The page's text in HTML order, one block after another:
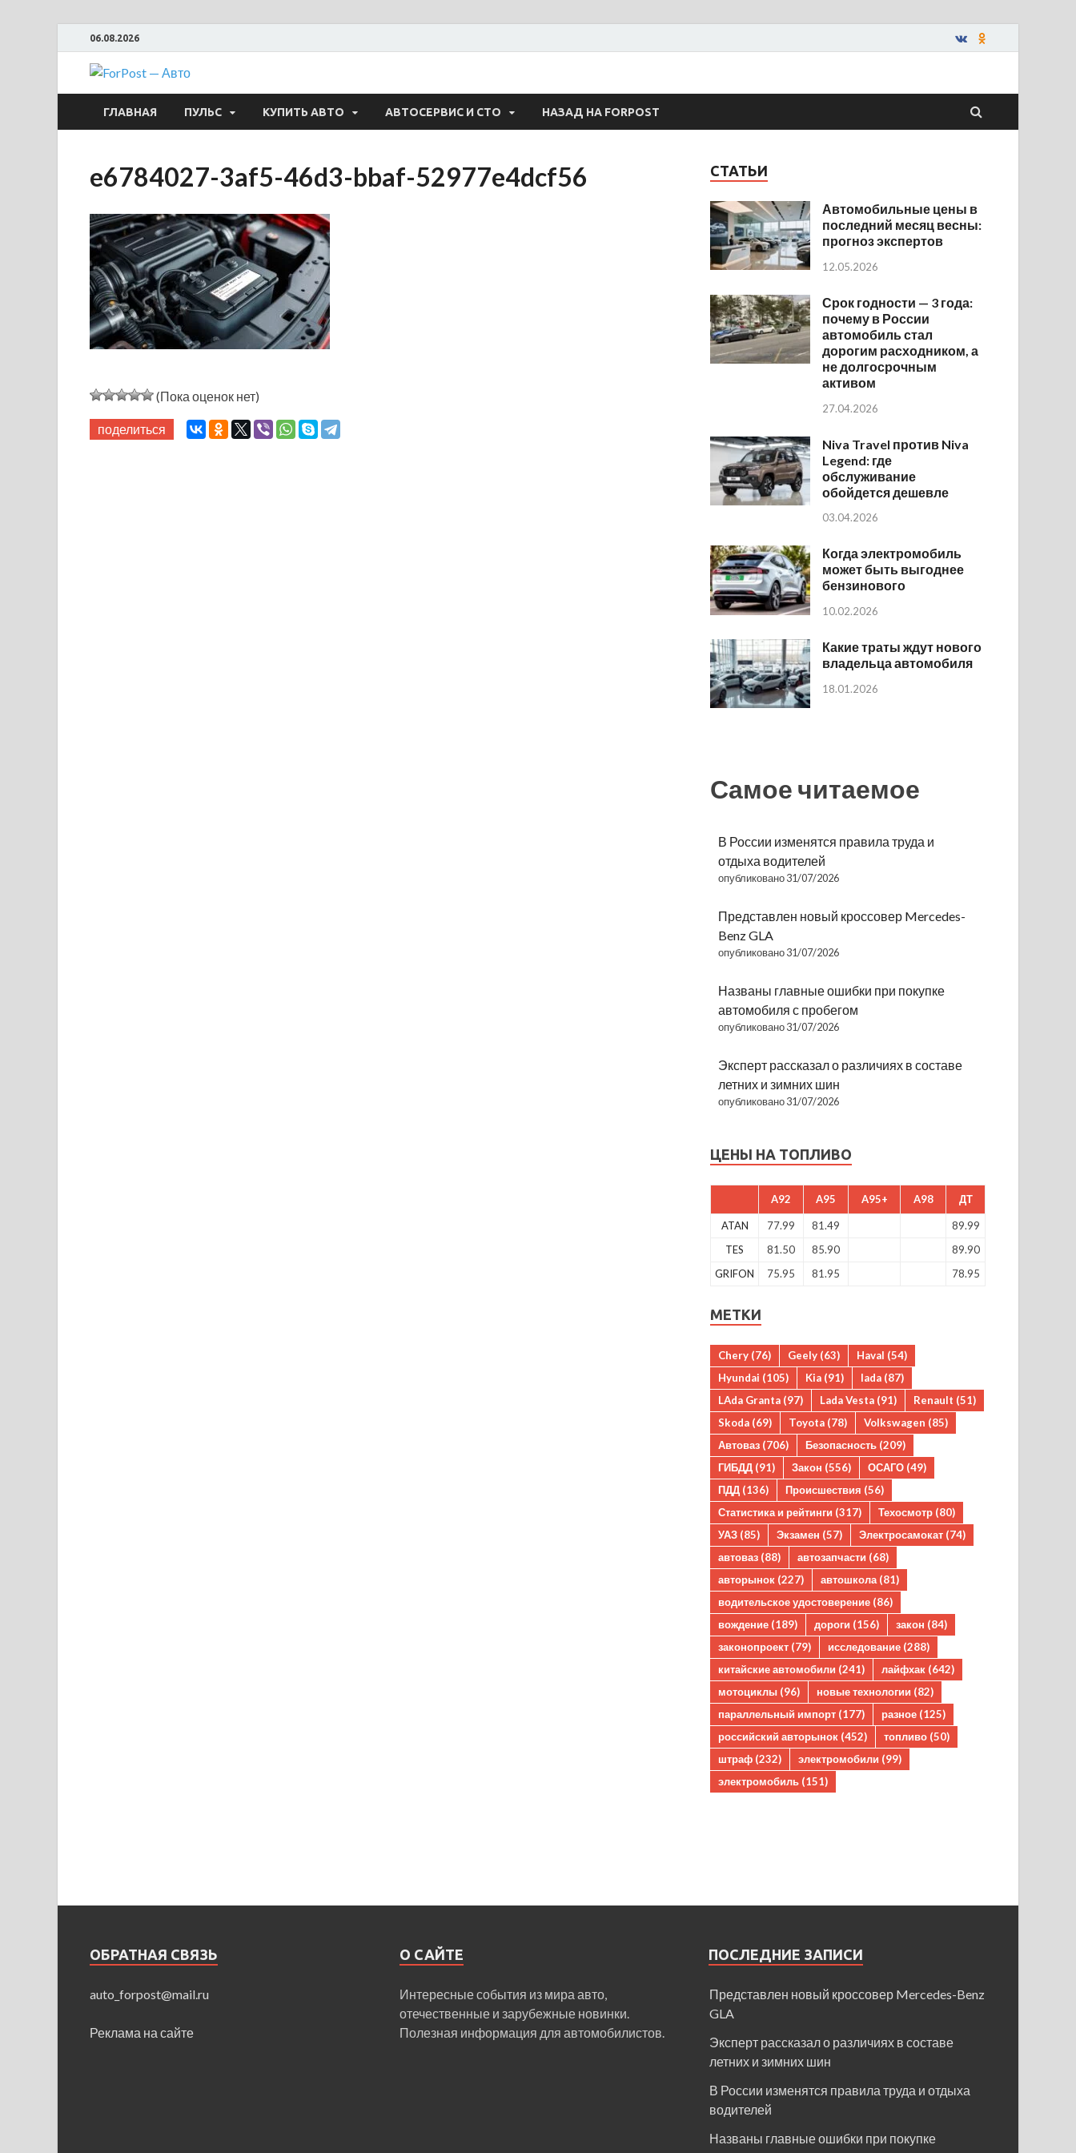
06.08.2026
ForPost — Авто
ГЛАВНАЯ ПУЛЬС КУПИТЬ АВТО АВТОСЕРВИС И СТО НАЗАД НА FORPOST
e6784027-3af5-46d3-bbaf-52977e4dcf56
(Пока оценок нет)
поделиться
СТАТЬИ
Автомобильные цены в
последний месяц весны:
прогноз экспертов
12.05.2026
Срок годности — 3 года:
почему в России
автомобиль стал
дорогим расходником, а
не долгосрочным
активом
27.04.2026
Niva Travel против Niva
Legend: где
обслуживание
обойдется дешевле
03.04.2026
Когда электромобиль
может быть выгоднее
бензинового
10.02.2026
Какие траты ждут нового
владельца автомобиля
18.01.2026
Самое читаемое
В России изменятся правила труда и
отдыха водителей
опубликовано 31/07/2026
Представлен новый кроссовер Mercedes-
Benz GLA
опубликовано 31/07/2026
Названы главные ошибки при покупке
автомобиля с пробегом
опубликовано 31/07/2026
Эксперт рассказал о различиях в составе
летних и зимних шин
опубликовано 31/07/2026
ЦЕНЫ НА ТОПЛИВО
A92 A95 A95+ A98 ДТ
ATAN 77.99 81.49
89.99
TES
81.50 85.90
89.90
GRIFON
75.95 81.95 78.95
МЕТКИ
Chery (76) Geely (63) Haval (54)
Hyundai (105) Kia (91) lada (87)
LAda Granta (97) Lada Vesta (91) Renault (51)
Skoda (69) Toyota (78) Volkswagen (85)
Автоваз (706) Безопасность (209)
ГИБДД (91) Закон (556) ОСАГО (49)
ПДД (136) Происшествия (56)
Статистика и рейтинги (317) Техосмотр (80)
УАЗ (85) Экзамен (57) Электросамокат (74)
автоваз (88) автозапчасти (68)
авторынок (227) автошкола (81)
водительское удостоверение (86)
вождение (189) дороги (156) закон (84)
законопроект (79) исследование (288)
китайские автомобили (241) лайфхак (642)
мотоциклы (96) новые технологии (82)
параллельный импорт (177) разное (125)
российский авторынок (452) топливо (50)
штраф (232) электромобили (99)
электромобиль (151)
ОБРАТНАЯ СВЯЗЬ
auto_forpost@mail.ru
Реклама на сайте
О САЙТЕ
Интересные события из мира авто,
отечественные и зарубежные новинки.
Полезная информация для автомобилистов.
ПОСЛЕДНИЕ ЗАПИСИ
Представлен новый кроссовер Mercedes-Benz
GLA
Эксперт рассказал о различиях в составе
летних и зимних шин
В России изменятся правила труда и отдыха
водителей
Названы главные ошибки при покупке